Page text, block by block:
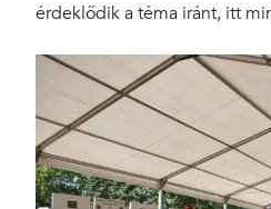
érdeklődik a téma iránt, itt